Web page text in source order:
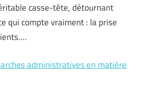
casse-tête, détournant
qui compte vraiment : la prise
administratives en matière